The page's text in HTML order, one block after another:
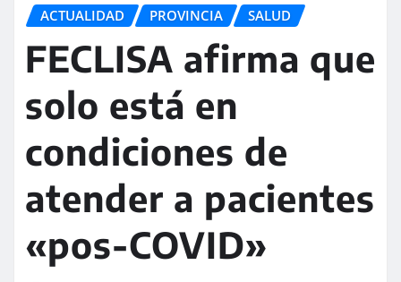
ACTUALIDAD PROVINCIA SALUD
FECLISA afirma que
solo está en
condiciones de
atender a pacientes
«pos-COVID»